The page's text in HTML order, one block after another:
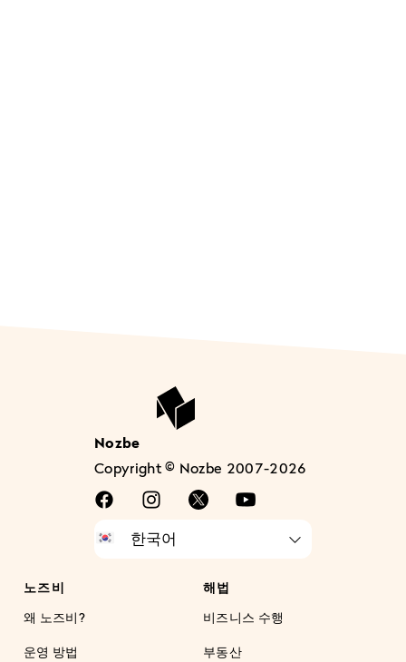
Nozbe
Copyright © Nozbe 2007-2026
노즈비
왜 노즈비?
운영 방법
해법
비즈니스 수행
부동산